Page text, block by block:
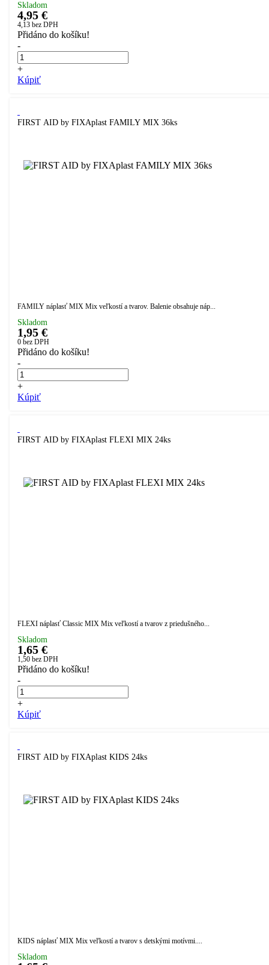
Skladom
4,95 €
4,13 bez DPH
Přidáno do košíku!
-
+
Kúpiť
FIRST AID by FIXAplast FAMILY MIX 36ks
FAMILY náplasť MIX Mix veľkostí a tvarov. Balenie obsahuje náp...
Skladom
1,95 €
0 bez DPH
Přidáno do košíku!
-
+
Kúpiť
FIRST AID by FIXAplast FLEXI MIX 24ks
FLEXI náplasť Classic MIX Mix veľkostí a tvarov z priedušného...
Skladom
1,65 €
1,50 bez DPH
Přidáno do košíku!
-
+
Kúpiť
FIRST AID by FIXAplast KIDS 24ks
KIDS náplasť MIX Mix veľkostí a tvarov s detskými motívmi....
Skladom